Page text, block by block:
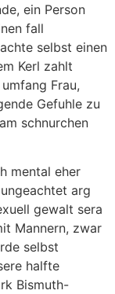
ein Person
fall
selbst einen
Kerl zahlt
Frau,
Gefuhle zu
schnurchen
mental eher
arg
gewalt sera
Mannern, zwar
selbst
halfte
Bismuth-